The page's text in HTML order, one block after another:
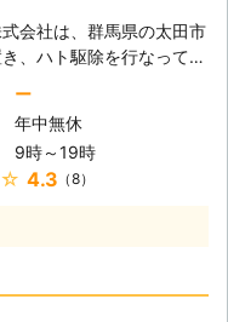
しに設置してしまうと、
剣山の上に巣を作ること
で、設置方法などを考え
ます。当社にお任せいた
切な設置などを行います
害に悩まされる心配はあ
めの対処を行い、快適な
会社は、群馬県の太田市
、ハト駆除を行なってい
。太田市を含めた群馬県内
栃木県・新潟県・長野県
ことができる、フットワ
自慢です。また年中無休
るため、土日のような休
ー
年中無休
9時～19時
4.3 （8）